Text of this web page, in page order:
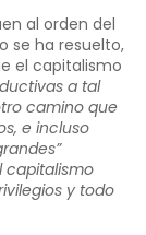
al orden del
se ha resuelto,
el capitalismo
a tal
camino que
e incluso
capitalismo
y todo